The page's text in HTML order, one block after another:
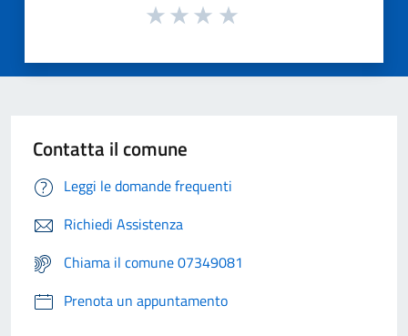
Contatta il comune
Leggi le domande frequenti
Richiedi Assistenza
Chiama il comune 07349081
Prenota un appuntamento